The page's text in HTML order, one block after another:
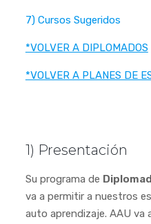
7) Cursos Sugeridos
*VOLVER A DIPLOMADOS
*VOLVER A PLANES DE
1) Presentación
Su programa de
va a permitir a nuestros
auto aprendizaje. AAU va